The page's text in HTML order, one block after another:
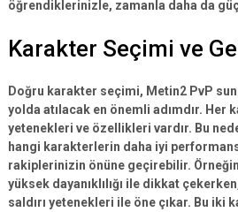
öğrendiklerinizle, zamanla daha da
Karakter Seçimi ve
Doğru karakter seçimi, Metin2 PvP
yolda atılacak en önemli adımdır. Her
yetenekleri ve özellikleri vardır. Bu
hangi karakterlerin daha iyi
rakiplerinizin önüne geçirebilir.
yüksek dayanıklılığı ile dikkat
saldırı yetenekleri ile öne çıkar. Bu iki